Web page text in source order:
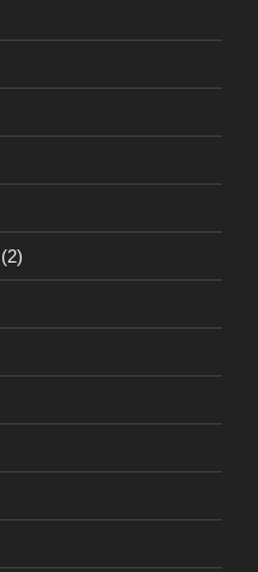
(2)